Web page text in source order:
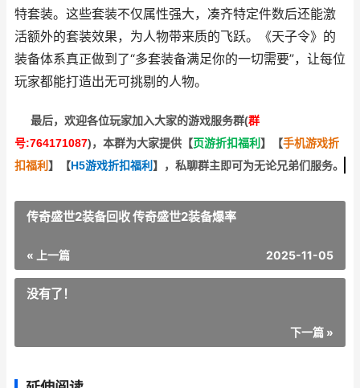
特套装。这些套装不仅属性强大，凑齐特定件数后还能激
活额外的套装效果，为人物带来质的飞跃。《天子令》的
装备体系真正做到了“多套装备满足你的一切需要”，让每位
玩家都能打造出无可挑剔的人物。
最后，欢迎各位玩家加入大家的游戏服务群(群
号:764171087)，本群为大家提供【页游折扣福利 】 【手机游戏折
扣福利 】 【H5游戏折扣福利 】 ，私聊群主即可为无论兄弟们服务。
传奇盛世2装备回收 传奇盛世2装备爆率
« 上一篇 2025-11-05
没有了！
下一篇 »